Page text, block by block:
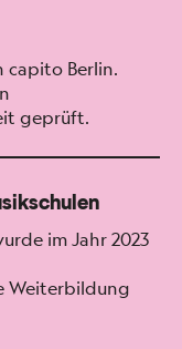
capi­to Berlin.
geprüft.
im Jahr 2023
Weit­er­bil­dung